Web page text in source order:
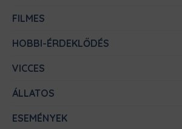
FILMES
HOBBI-ÉRDEKLŐDÉS
VICCES
ÁLLATOS
ESEMÉNYEK